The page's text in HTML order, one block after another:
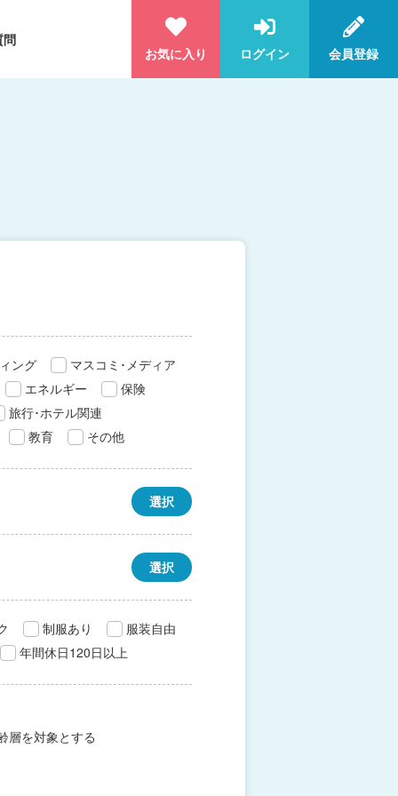
問
お気に入り
ログイン 会員登録
ング
マスコミ･メディア
エネルギー
保険
旅行･ホテル関連
教育
その他
選択
選択
制服あり
服装自由
年間休日120日以上
層を対象とする